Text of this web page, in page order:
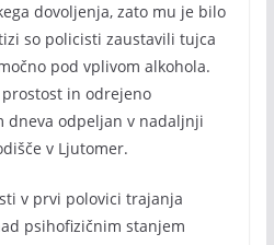
dovoljenja, zato mu je bilo
so policisti zaustavili tujca
pod vplivom alkohola.
in odrejeno
dneva odpeljan v nadaljnji
v Ljutomer.
v prvi polovici trajanja
psihofizičnim stanjem